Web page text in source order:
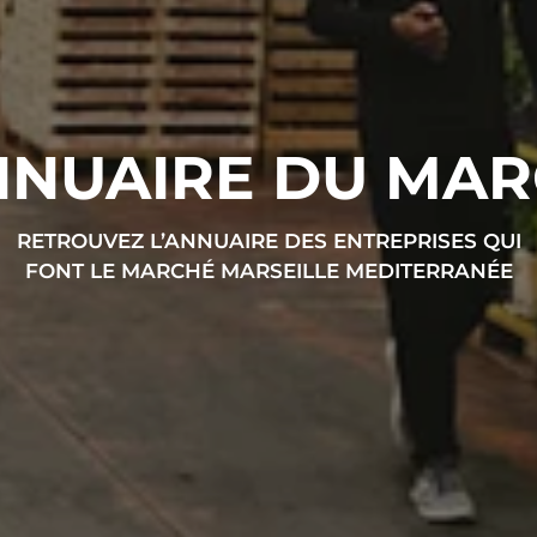
DU
RETROUVEZ L’ANNUAIRE DES ENTREPRISES QUI
FONT LE MARCHÉ MARSEILLE MEDITERRANÉE